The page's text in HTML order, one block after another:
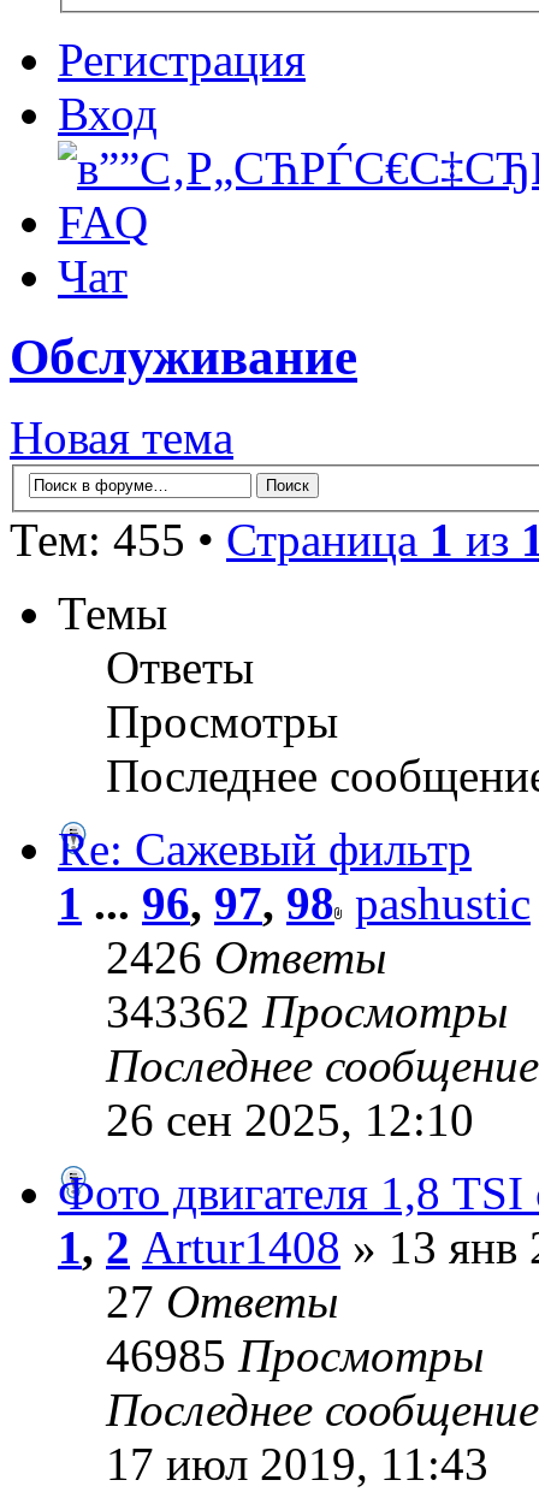
Регистрация
Вход
FAQ
Чат
Обслуживание
Новая тема
Тем: 455 • Страница 1 из
Темы
Ответы
Просмотры
Последнее
Re: Сажевый фильтр
1 ... 96, 97, 98 pashustic
2426 Ответы
343362 Просмотры
Последнее
26 сен 2025, 12:10
Фото двигателя 1,8
1, 2 Artur1408 » 13 янв
27 Ответы
46985 Просмотры
Последнее
17 июл 2019, 11:43